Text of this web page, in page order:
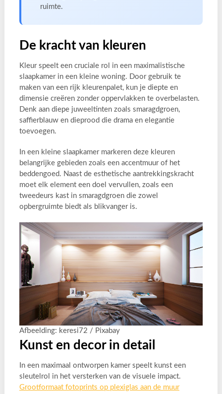
ruimte.
De kracht van kleuren
Kleur speelt een cruciale rol in een maximalistische
slaapkamer in een kleine woning. Door gebruik te
maken van een rijk kleurenpalet, kun je diepte en
dimensie creëren zonder oppervlakken te overbelasten.
Denk aan diepe juweeltinten zoals smaragdgroen,
saffierblauw en dieprood die drama en elegantie
toevoegen.
In een kleine slaapkamer markeren deze kleuren
belangrijke gebieden zoals een accentmuur of het
beddengoed. Naast de esthetische aantrekkingskracht
moet elk element een doel vervullen, zoals een
tweedeurs kast in smaragdgroen die zowel
opbergruimte biedt als blikvanger is.
Afbeelding: keresi72 / Pixabay
Kunst en decor in detail
In een maximaal ontworpen kamer speelt kunst een
sleutelrol in het versterken van de visuele impact.
Grootformaat fotoprints op plexiglas aan de muur